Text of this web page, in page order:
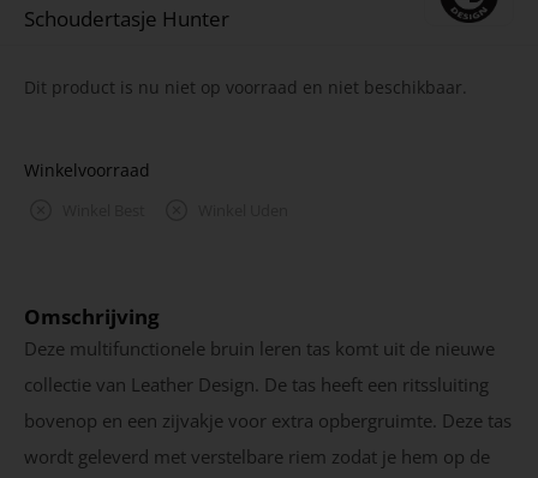
Schoudertasje Hunter
Dit product is nu niet op voorraad en niet beschikbaar.
Winkelvoorraad
Omschrijving
Deze multifunctionele bruin leren tas komt uit de nieuwe
collectie van Leather Design. De tas heeft een ritssluiting
bovenop en een zijvakje voor extra opbergruimte. Deze tas
wordt geleverd met verstelbare riem zodat je hem op de